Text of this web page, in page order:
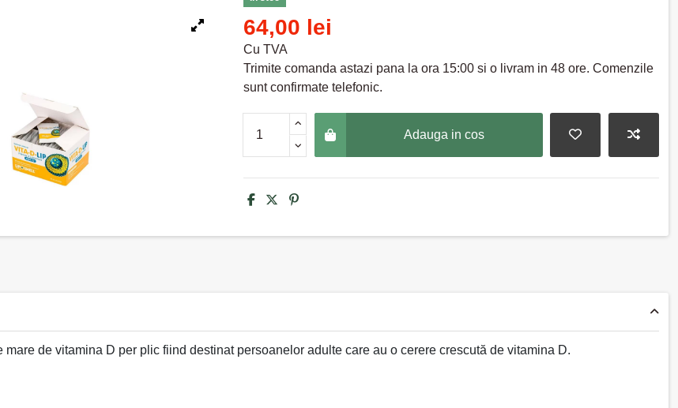
64,00 lei
Cu TVA
Trimite comanda astazi pana la ora 15:00 si o livram in 48 ore. Comenzile
sunt confirmate telefonic.
Adauga in cos
de vitamina D per plic fiind destinat persoanelor adulte care au o cerere crescută de vitamina D.